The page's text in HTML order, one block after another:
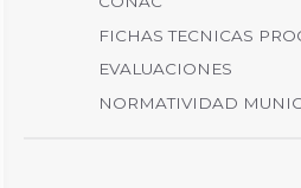
FICHAS TECNICAS
EVALUACIONES
NORMATIVIDAD